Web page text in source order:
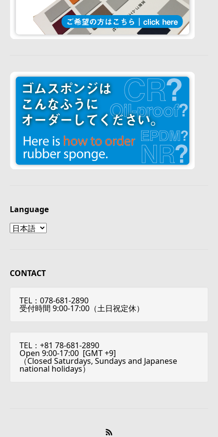
Language
Language
CONTACT
TEL：078-681-2890
受付時間 9:00-17:00（土日祝定休）
TEL：+81 78-681-2890
Open 9:00-17:00 [GMT +9]
（Closed Saturdays, Sundays and Japanese
national holidays）